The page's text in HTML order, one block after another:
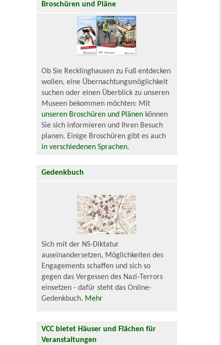
Broschüren und Pläne
Ob Sie Recklinghausen zu Fuß entdecken
wollen, eine Übernachtungsmöglichkeit
suchen oder einen Überblick zu unseren
Museen bekommen möchten: Mit
unseren Broschüren und Plänen können
Sie sich informieren und Ihren Besuch
planen. Einige Broschüren gibt es auch
in verschiedenen Sprachen.
Gedenkbuch
Sich mit der NS-Diktatur
auseinandersetzen, Möglichkeiten des
Engagements schaffen und sich so
gegen das Vergessen des Nazi-Terrors
einsetzen - dafür steht das Online-
Gedenkbuch. Mehr
VCC bietet Häuser und Flächen für
Veranstaltungen